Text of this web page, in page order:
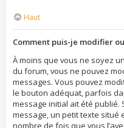
Haut
Comment puis-je modifier
À moins que vous ne soyez
du forum, vous ne pouvez
messages. Vous pouvez
le bouton adéquat, parfois
message initial ait été publié.
message, un petit texte situé
nombre de fois que vous